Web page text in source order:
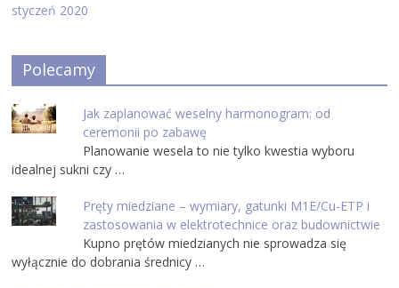
styczeń 2020
Polecamy
Jak zaplanować weselny harmonogram: od
ceremonii po zabawę
Planowanie wesela to nie tylko kwestia wyboru
idealnej sukni czy …
Pręty miedziane – wymiary, gatunki M1E/Cu-ETP i
zastosowania w elektrotechnice oraz budownictwie
Kupno prętów miedzianych nie sprowadza się
wyłącznie do dobrania średnicy …